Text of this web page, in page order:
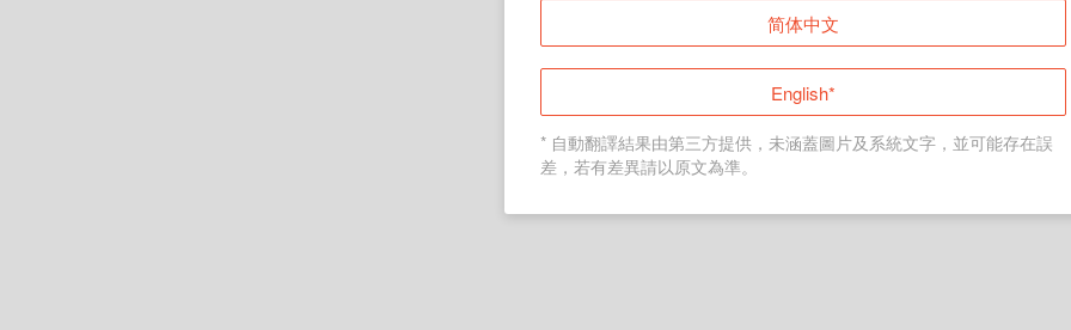
返回首頁
简体中文
English*
* 自動翻譯結果由第三方提供，未涵蓋圖片及系統文字，並可能存在誤
差，若有差異請以原文為準。